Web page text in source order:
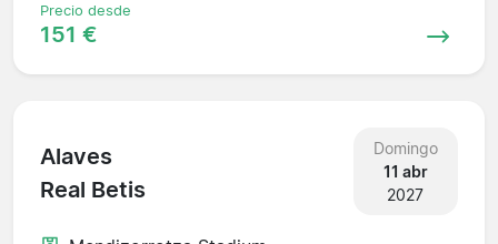
Precio desde
151 €
Alaves
Real Betis
Domingo
11 abr
2027